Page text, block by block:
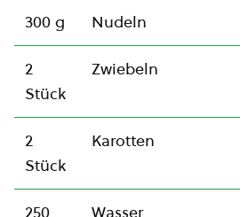
300 g Nudeln
2
Stück
Zwiebeln
2
Stück
Karotten
250
Wasser